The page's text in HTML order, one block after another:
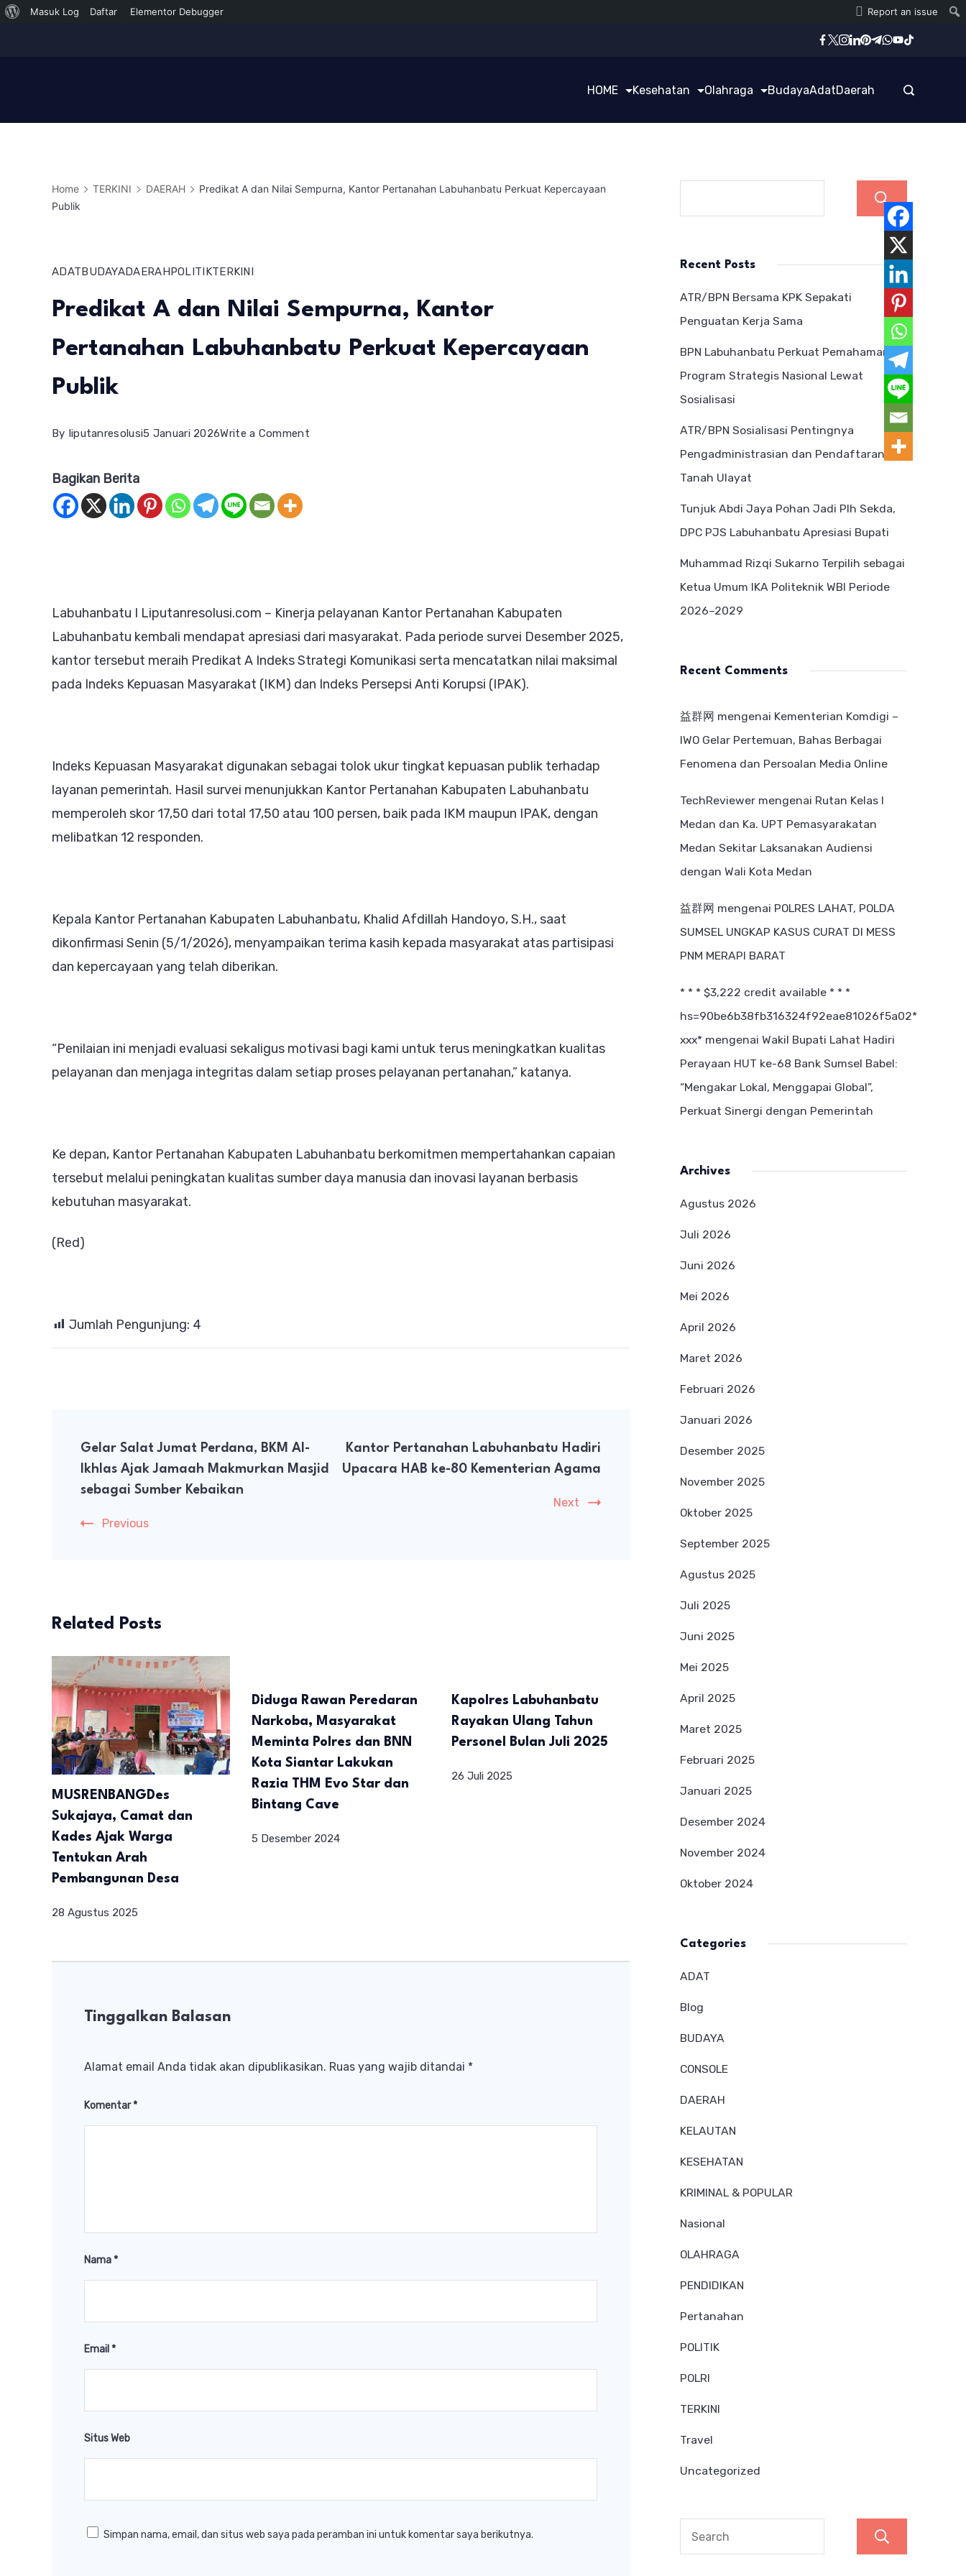
Tentang
Masuk Log Daftar Elementor Debugger Report an issue
HOME Kesehatan Olahraga BudayaAdatDaerah
Home TERKINI DAERAH
Predikat A dan Nilai Sempurna, Kantor Pertanahan Labuhanbatu Perkuat Kepercayaan
Publik
ADATBUDAYADAERAHPOLITIKTERKINI
Predikat A dan Nilai Sempurna, Kantor
Pertanahan Labuhanbatu Perkuat Kepercayaan
Publik
By liputanresolusi5 Januari 2026Write a Commenton
Labuhanbatu
Kepercayaan
Bagikan Berita
Labuhanbatu I Liputanresolusi.com – Kinerja pelayanan Kantor Pertanahan Kabupaten
Labuhanbatu kembali mendapat apresiasi dari masyarakat. Pada periode survei Desember 2025,
kantor tersebut meraih Predikat A Indeks Strategi Komunikasi serta mencatatkan nilai maksimal
pada Indeks Kepuasan Masyarakat (IKM) dan Indeks Persepsi Anti Korupsi (IPAK).
Indeks Kepuasan Masyarakat digunakan sebagai tolok ukur tingkat kepuasan publik terhadap
layanan pemerintah. Hasil survei menunjukkan Kantor Pertanahan Kabupaten Labuhanbatu
memperoleh skor 17,50 dari total 17,50 atau 100 persen, baik pada IKM maupun IPAK, dengan
melibatkan 12 responden.
Kepala Kantor Pertanahan Kabupaten Labuhanbatu, Khalid Afdillah Handoyo, S.H., saat
dikonfirmasi Senin (5/1/2026), menyampaikan terima kasih kepada masyarakat atas partisipasi
dan kepercayaan yang telah diberikan.
“Penilaian ini menjadi evaluasi sekaligus motivasi bagi kami untuk terus meningkatkan kualitas
pelayanan dan menjaga integritas dalam setiap proses pelayanan pertanahan,” katanya.
Ke depan, Kantor Pertanahan Kabupaten Labuhanbatu berkomitmen mempertahankan capaian
tersebut melalui peningkatan kualitas sumber daya manusia dan inovasi layanan berbasis
kebutuhan masyarakat.
(Red)
Jumlah Pengunjung: 4
Navigation
Gelar Salat Jumat Perdana, BKM Al-
Ikhlas Ajak Jamaah Makmurkan Masjid
sebagai Sumber Kebaikan
Previous
Kantor Pertanahan Labuhanbatu Hadiri
Upacara HAB ke-80 Kementerian Agama
Next
Related Posts
MUSRENBANGDes
Sukajaya, Camat dan
Kades Ajak Warga
Tentukan Arah
Pembangunan Desa
28 Agustus 2025
Diduga Rawan Peredaran
Narkoba, Masyarakat
Meminta Polres dan BNN
Kota Siantar Lakukan
Razia THM Evo Star dan
Bintang Cave
5 Desember 2024
Kapolres Labuhanbatu
Rayakan Ulang Tahun
Personel Bulan Juli 2025
26 Juli 2025
Tinggalkan Balasan
Alamat email Anda tidak akan dipublikasikan. Ruas yang wajib ditandai *
Komentar*
Nama*
Email *
Situs Web
Simpan nama, email, dan situs web saya pada peramban ini untuk komentar saya berikutnya.
Recent Posts
ATR/BPN Bersama KPK Sepakati
Penguatan Kerja Sama
BPN Labuhanbatu Perkuat Pemahaman
Program Strategis Nasional Lewat
Sosialisasi
ATR/BPN Sosialisasi Pentingnya
Pengadministrasian dan Pendaftaran
Tanah Ulayat
Tunjuk Abdi Jaya Pohan Jadi Plh Sekda,
DPC PJS Labuhanbatu Apresiasi Bupati
Muhammad Rizqi Sukarno Terpilih sebagai
Ketua Umum IKA Politeknik WBI Periode
2026–2029
Recent Comments
益群网 mengenai Kementerian Komdigi –
IWO Gelar Pertemuan, Bahas Berbagai
Fenomena dan Persoalan Media Online
TechReviewer mengenai Rutan Kelas I
Medan dan Ka. UPT Pemasyarakatan
Medan Sekitar Laksanakan Audiensi
dengan Wali Kota Medan
益群网 mengenai POLRES LAHAT, POLDA
SUMSEL UNGKAP KASUS CURAT DI MESS
PNM MERAPI BARAT
* * * $3,222 credit available * * *
hs=90be6b38fb316324f92eae81026f5a02*
ххх* mengenai Wakil Bupati Lahat Hadiri
Perayaan HUT ke-68 Bank Sumsel Babel:
“Mengakar Lokal, Menggapai Global”,
Perkuat Sinergi dengan Pemerintah
Archives
Agustus 2026
Juli 2026
Juni 2026
Mei 2026
April 2026
Maret 2026
Februari 2026
Januari 2026
Desember 2025
November 2025
Oktober 2025
September 2025
Agustus 2025
Juli 2025
Juni 2025
Mei 2025
April 2025
Maret 2025
Februari 2025
Januari 2025
Desember 2024
November 2024
Oktober 2024
Categories
ADAT
Blog
BUDAYA
CONSOLE
DAERAH
KELAUTAN
KESEHATAN
KRIMINAL & POPULAR
Nasional
OLAHRAGA
PENDIDIKAN
Pertanahan
POLITIK
POLRI
TERKINI
Travel
Uncategorized